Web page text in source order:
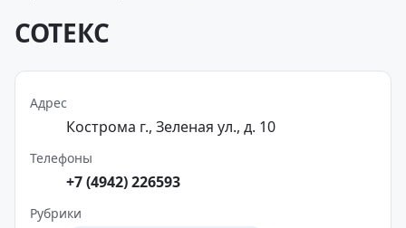
СОТЕКС
Адрес
Кострома г., Зеленая ул., д. 10
Телефоны
+7 (4942) 226593
Рубрики